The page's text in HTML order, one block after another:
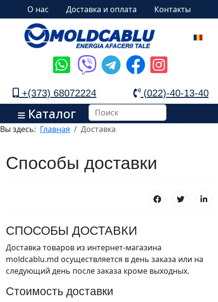
О нас Доставка и оплата Контакты
+(373) 68072224 (022)-40-13-40
Каталог
Вы здесь: Главная Доставка
Способы доставки
СПОСОБЫ ДОСТАВКИ
Доставка товаров из интернет-магазина
moldcablu.md осуществляется в день заказа или на
следующий день после заказа кроме выходных.
Стоимость доставки